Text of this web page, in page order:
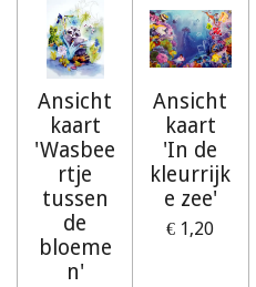
Ansicht
kaart
'Wasbee
rtje
tussen
de
bloeme
n'
Ansicht
kaart
'In de
kleurrijk
e zee'
€ 1,20